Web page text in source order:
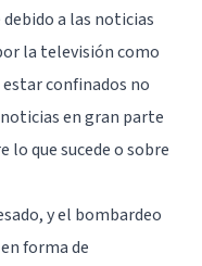
a las noticias
la televisión como
confinados no
en gran parte
lo que sucede o sobre
y el bombardeo
forma de